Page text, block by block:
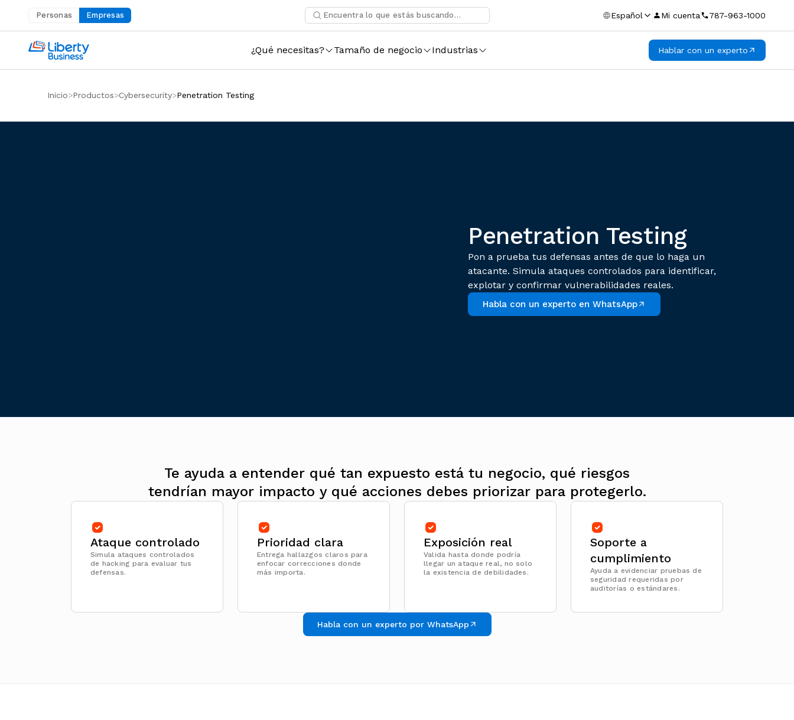
PersonasAbre en una nueva pestaña
Empresas Español Mi cuenta 787-963-1000
¿Qué necesitas? Tamaño de negocio Industrias Hablar con un experto
Inicio Productos Cyber​security Penetration Testing
Penetration Testing
Pon a prueba tus defensas antes de que lo haga un
atacante. Simula ataques controlados para identificar,
explotar y confirmar vulnerabilidades reales.
Habla con un experto en WhatsApp
Te ayuda a entender qué tan expuesto está tu negocio, qué riesgos
tendrían mayor impacto y qué acciones debes priorizar para protegerlo.
Ataque controlado
Simula ataques controlados
de hacking para evaluar tus
defensas.
Prioridad clara
Entrega hallazgos claros para
enfocar correcciones donde
más importa.
Exposición real
Valida hasta donde podría
llegar un ataque real, no solo
la existencia de debilidades.
Soporte a
cumplimiento
Ayuda a evidenciar pruebas de
seguridad requeridas por
auditorías o estándares.
Habla con un experto por WhatsApp